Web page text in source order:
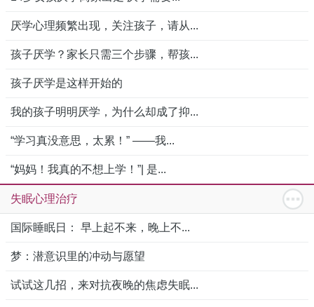
厌学心理频繁出现，关注孩子，请从...
孩子厌学？家长只需三个步骤，帮孩...
孩子厌学是这样开始的
我的孩子明明厌学，为什么却成了抑...
“学习真没意思，太累！” ——我...
“妈妈！我真的不想上学！”| 是...
失眠心理治疗
国际睡眠日： 早上起不来，晚上不...
梦：潜意识里的冲动与愿望
试试这几招，来对抗夜晚的焦虑失眠...